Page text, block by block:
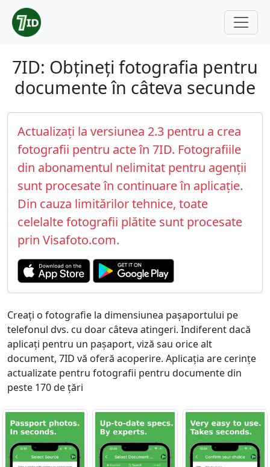
7ID: Obțineți fotografia pentru
documente în câteva secunde
Actualizați la versiunea 2.3 pentru a crea
fotografii pentru acte în 7ID. Fotografiile
din abonamentul nelimitat pentru agenții
sunt procesate în continuare în aplicație.
Din cauza limitărilor tehnice, toate
celelalte fotografii plătite sunt procesate
prin Visafoto.com.
Creați o fotografie la dimensiunea pașaportului pe
telefonul dvs. cu doar câteva atingeri. Indiferent dacă
aplicați pentru un pașaport, viză sau orice alt
document, 7ID vă oferă acoperire. Aplicația are cerințe
actualizate pentru fotografii pentru documente din
peste 170 de țări